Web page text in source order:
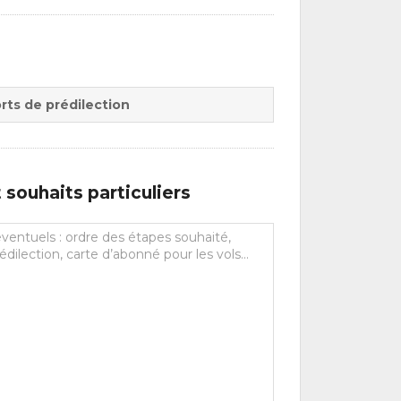
de prédilection
particuliers